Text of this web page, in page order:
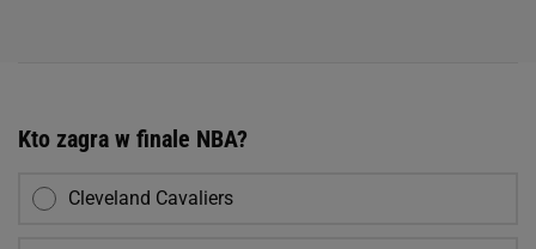
Kto zagra w finale NBA?
Cleveland Cavaliers